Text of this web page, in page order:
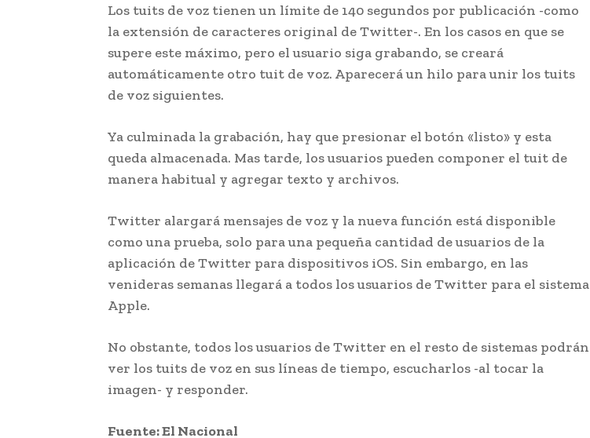
Los tuits de voz tienen un límite de 140 segundos por publicación -como
la extensión de caracteres original de Twitter-. En los casos en que se
supere este máximo, pero el usuario siga grabando, se creará
automáticamente otro tuit de voz. Aparecerá un hilo para unir los tuits
de voz siguientes.
Ya culminada la grabación, hay que presionar el botón «listo» y esta
queda almacenada. Mas tarde, los usuarios pueden componer el tuit de
manera habitual y agregar texto y archivos.
Twitter alargará mensajes de voz y la nueva función está disponible
como una prueba, solo para una pequeña cantidad de usuarios de la
aplicación de Twitter para dispositivos iOS. Sin embargo, en las
venideras semanas llegará a todos los usuarios de Twitter para el sistema
Apple.
No obstante, todos los usuarios de Twitter en el resto de sistemas podrán
ver los tuits de voz en sus líneas de tiempo, escucharlos -al tocar la
imagen- y responder.
Fuente: El Nacional